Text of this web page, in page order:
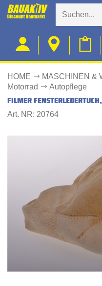
HOME MASCHINEN &
Motorrad
Autopflege
FILMER
Art. NR: 20764